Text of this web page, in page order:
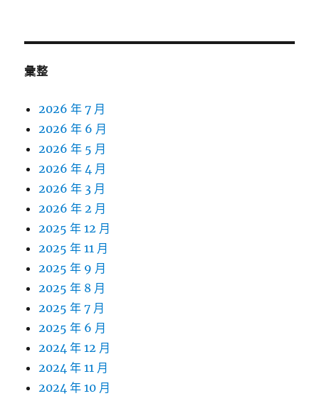
彙整
2026 年 7 月
2026 年 6 月
2026 年 5 月
2026 年 4 月
2026 年 3 月
2026 年 2 月
2025 年 12 月
2025 年 11 月
2025 年 9 月
2025 年 8 月
2025 年 7 月
2025 年 6 月
2024 年 12 月
2024 年 11 月
2024 年 10 月